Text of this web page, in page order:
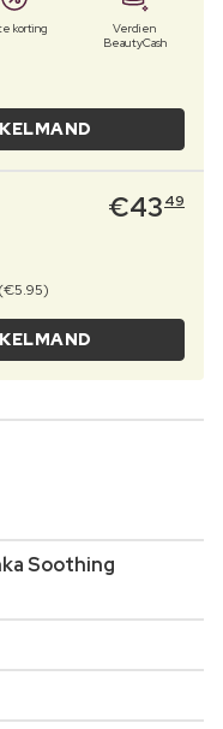
korting
Verdien
BeautyCash
€43 49
Soothing